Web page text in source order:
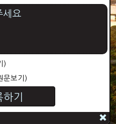
)
문보기)
기